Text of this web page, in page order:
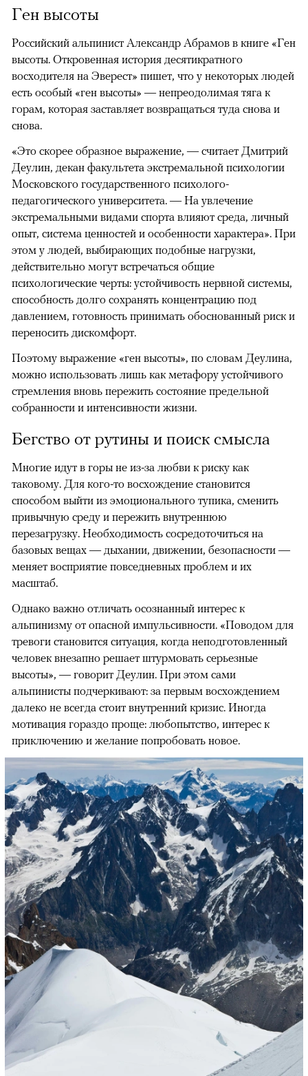
Ген высоты
Российский альпинист Александр Абрамов в книге «Ген
высоты. Откровенная история десятикратного
восходителя на Эверест» пишет, что у некоторых людей
есть особый «ген высоты» — непреодолимая тяга к
горам, которая заставляет возвращаться туда снова и
снова.
«Это скорее образное выражение, — считает Дмитрий
Деулин, декан факультета экстремальной психологии
Московского государственного психолого-
педагогического университета. — На увлечение
экстремальными видами спорта влияют среда, личный
опыт, система ценностей и особенности характера». При
этом у людей, выбирающих подобные нагрузки,
действительно могут встречаться общие
психологические черты: устойчивость нервной системы,
способность долго сохранять концентрацию под
давлением, готовность принимать обоснованный риск и
переносить дискомфорт.
Поэтому выражение «ген высоты», по словам Деулина,
можно использовать лишь как метафору устойчивого
стремления вновь пережить состояние предельной
собранности и интенсивности жизни.
Бегство от рутины и поиск смысла
Многие идут в горы не из-за любви к риску как
таковому. Для кого-то восхождение становится
способом выйти из эмоционального тупика, сменить
привычную среду и пережить внутреннюю
перезагрузку. Необходимость сосредоточиться на
базовых вещах — дыхании, движении, безопасности —
меняет восприятие повседневных проблем и их
масштаб.
Однако важно отличать осознанный интерес к
альпинизму от опасной импульсивности. «Поводом для
тревоги становится ситуация, когда неподготовленный
человек внезапно решает штурмовать серьезные
высоты», — говорит Деулин. При этом сами
альпинисты подчеркивают: за первым восхождением
далеко не всегда стоит внутренний кризис. Иногда
мотивация гораздо проще: любопытство, интерес к
приключению и желание попробовать новое.